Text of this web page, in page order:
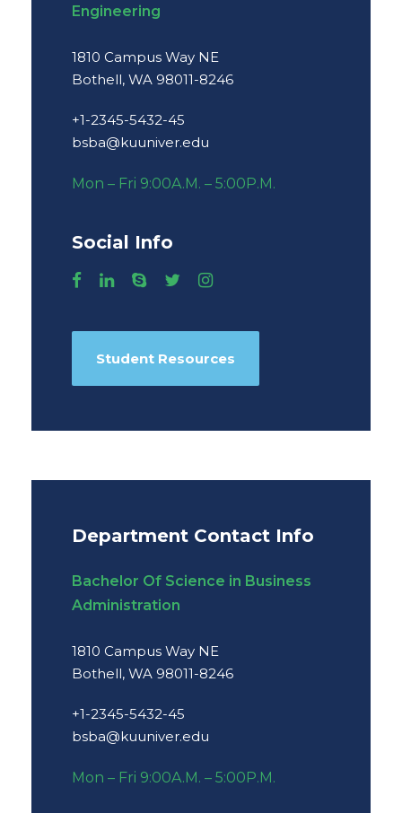
Engineering
1810 Campus Way NE
Bothell, WA 98011-8246
+1-2345-5432-45
bsba@kuuniver.edu
Mon – Fri 9:00A.M. – 5:00P.M.
Social Info
Student Resources
Department Contact Info
Bachelor Of Science in Business
Administration
1810 Campus Way NE
Bothell, WA 98011-8246
+1-2345-5432-45
bsba@kuuniver.edu
Mon – Fri 9:00A.M. – 5:00P.M.